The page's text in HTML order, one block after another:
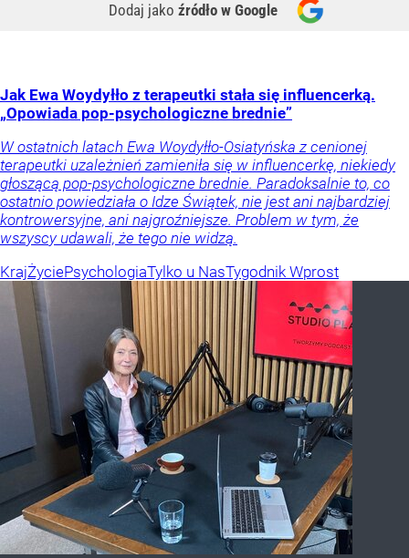
Dodaj jako źródło w Google
Jak Ewa Woydyłło z terapeutki stała się influencerką.
„Opowiada pop-psychologiczne brednie”
W ostatnich latach Ewa Woydyłło-Osiatyńska z cenionej
terapeutki uzależnień zamieniła się w influencerkę, niekiedy
głoszącą pop-psychologiczne brednie. Paradoksalnie to, co
ostatnio powiedziała o Idze Świątek, nie jest ani najbardziej
kontrowersyjne, ani najgroźniejsze. Problem w tym, że
wszyscy udawali, że tego nie widzą.
KrajŻyciePsychologiaTylko u NasTygodnik Wprost